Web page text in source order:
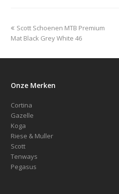
previous
post:
Scott Schoenen MTB Premium
Mat Black Grey White 46
Onze Merken
Cortina
Gazelle
Koga
Riese & Muller
Scott
Tenways
Pegasus